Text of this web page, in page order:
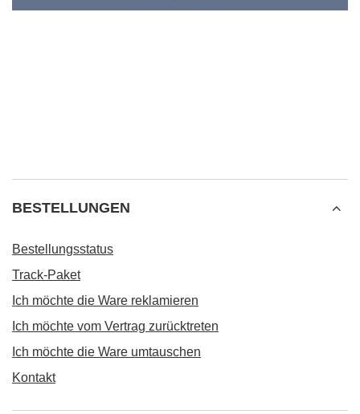
BESTELLUNGEN
Bestellungsstatus
Track-Paket
Ich möchte die Ware reklamieren
Ich möchte vom Vertrag zurücktreten
Ich möchte die Ware umtauschen
Kontakt